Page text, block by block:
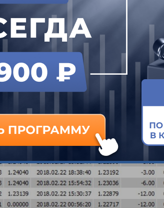
казалась очевидной, более
раньше, но ничего
еще один шанс и записался
Х.
образом изменились и все
нарушения правил
формирования точки